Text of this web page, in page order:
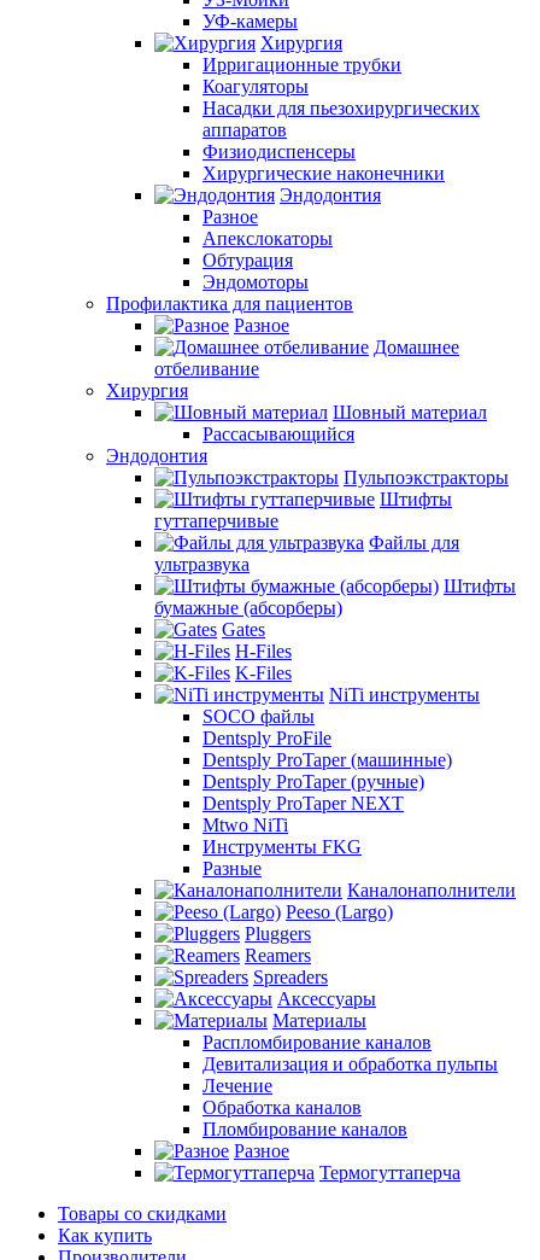
УФ-камеры
Хирургия
Ирригационные трубки
Коагуляторы
Насадки для пьезохирургических
аппаратов
Физиодиспенсеры
Хирургические наконечники
Эндодонтия
Разное
Апекслокаторы
Обтурация
Эндомоторы
Профилактика для пациентов
Разное
Домашнее
отбеливание
Хирургия
Шовный материал
Рассасывающийся
Эндодонтия
Пульпоэкстракторы
Штифты
гуттаперчивые
Файлы для
ультразвука
Штифты
бумажные (абсорберы)
Gates
H-Files
K-Files
NiTi инструменты
SOCO файлы
Dentsply ProFile
Dentsply ProTaper (машинные)
Dentsply ProTaper (ручные)
Dentsply ProTaper NEXT
Mtwo NiTi
Инструменты FKG
Разные
Каналонаполнители
Peeso (Largo)
Pluggers
Reamers
Spreaders
Аксессуары
Материалы
Распломбирование каналов
Девитализация и обработка пульпы
Лечение
Обработка каналов
Пломбирование каналов
Разное
Термогуттаперча
Товары со скидками
Как купить